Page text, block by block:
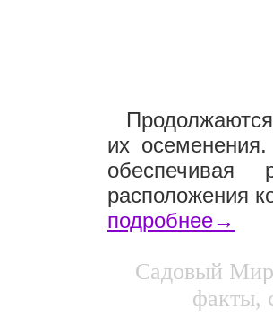
их
обеспечивая
расположения
подробнее→
Садовый
факты,